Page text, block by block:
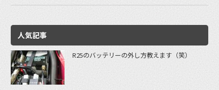
人気記事
R25のバッテリーの外し方教えます（笑）